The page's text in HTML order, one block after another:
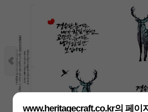
www.heritagecraft.co.kr의 페이